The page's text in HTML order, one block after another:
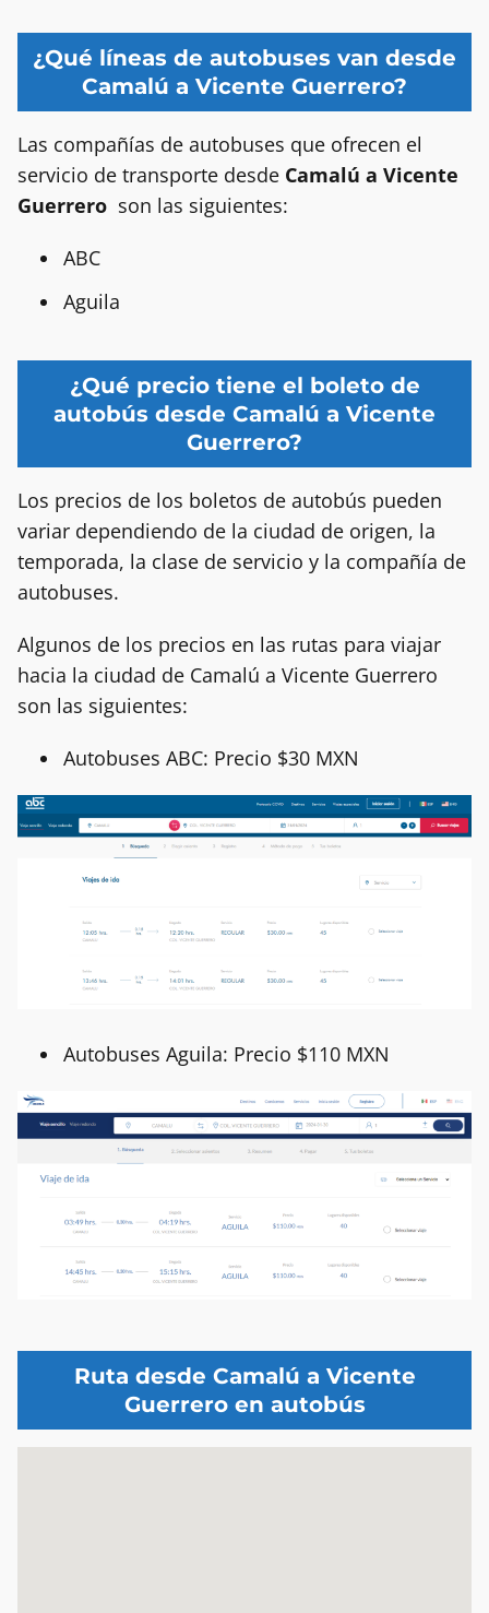
¿Qué líneas de autobuses van desde
Camalú a Vicente Guerrero?
Las compañías de autobuses que ofrecen el
servicio de transporte desde Camalú a Vicente
Guerrero son las siguientes:
ABC
Aguila
¿Qué precio tiene el boleto de
autobús desde Camalú a Vicente
Guerrero?
Los precios de los boletos de autobús pueden
variar dependiendo de la ciudad de origen, la
temporada, la clase de servicio y la compañía de
autobuses.
Algunos de los precios en las rutas para viajar
hacia la ciudad de Camalú a Vicente Guerrero
son las siguientes:
Autobuses ABC: Precio $30 MXN
Autobuses Aguila: Precio $110 MXN
Ruta desde Camalú a Vicente
Guerrero en autobús